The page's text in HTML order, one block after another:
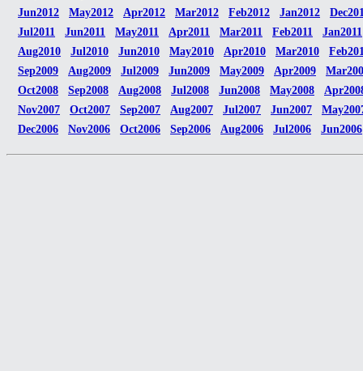
Jun2012
May2012 Apr2012 Mar2012 Feb2012 Jan2012
Jul2011
Jun2011 May2011 Apr2011 Mar2011 Feb2011
Jan2011
Aug2010
Jul2010 Jun2010 May2010 Apr2010 Mar2010
Sep2009
Aug2009 Jul2009 Jun2009 May2009 Apr2009
Oct2008
Sep2008 Aug2008 Jul2008 Jun2008 May2008
Nov2007
Oct2007 Sep2007 Aug2007 Jul2007 Jun2007
Dec2006
Nov2006 Oct2006 Sep2006 Aug2006 Jul2006 Jun2006